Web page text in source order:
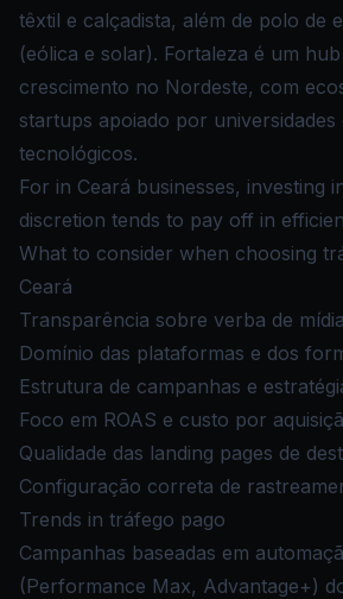
têxtil e calçadista, além de polo de
(eólica e solar). Fortaleza é um
crescimento no Nordeste, com
startups apoiado por universidades
tecnológicos.
For in Ceará businesses, investing
discretion tends to pay off in
What to consider when choosing
Ceará
Transparência sobre verba de
Domínio das plataformas e dos
Estrutura de campanhas e
Foco em ROAS e custo por
Qualidade das landing pages de
Configuração correta de
Trends in tráfego pago
Campanhas baseadas em
(Performance Max, Advantage+)